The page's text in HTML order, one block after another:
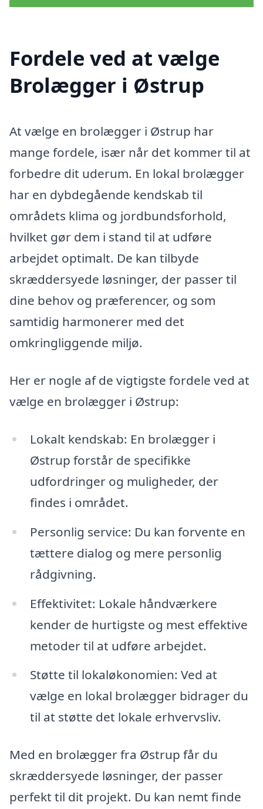
Fordele ved at vælge
Brolægger i Østrup
At vælge en brolægger i Østrup har
mange fordele, især når det kommer til at
forbedre dit uderum. En lokal brolægger
har en dybdegående kendskab til
områdets klima og jordbundsforhold,
hvilket gør dem i stand til at udføre
arbejdet optimalt. De kan tilbyde
skræddersyede løsninger, der passer til
dine behov og præferencer, og som
samtidig harmonerer med det
omkringliggende miljø.
Her er nogle af de vigtigste fordele ved at
vælge en brolægger i Østrup:
Lokalt kendskab: En brolægger i
Østrup forstår de specifikke
udfordringer og muligheder, der
findes i området.
Personlig service: Du kan forvente en
tættere dialog og mere personlig
rådgivning.
Effektivitet: Lokale håndværkere
kender de hurtigste og mest effektive
metoder til at udføre arbejdet.
Støtte til lokaløkonomien: Ved at
vælge en lokal brolægger bidrager du
til at støtte det lokale erhvervsliv.
Med en brolægger fra Østrup får du
skræddersyede løsninger, der passer
perfekt til dit projekt. Du kan nemt finde